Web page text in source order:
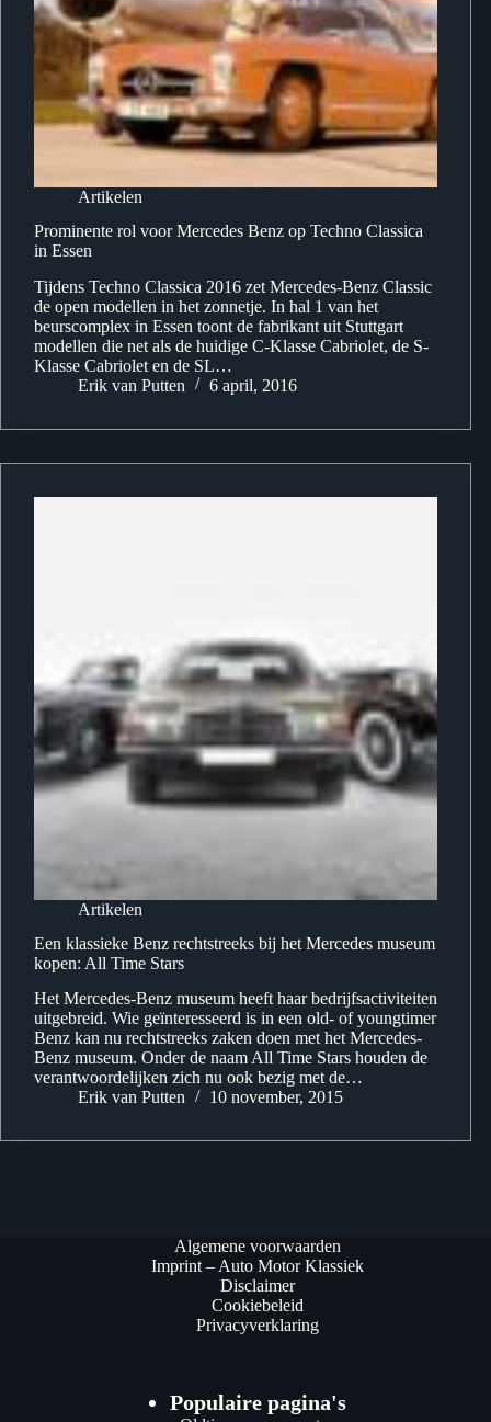
Artikelen
Prominente rol voor Mercedes Benz op Techno Classica
in Essen
Tijdens Techno Classica 2016 zet Mercedes-Benz Classic
de open modellen in het zonnetje. In hal 1 van het
beurscomplex in Essen toont de fabrikant uit Stuttgart
modellen die net als de huidige C-Klasse Cabriolet, de S-
Klasse Cabriolet en de SL…
Erik van Putten
6 april, 2016
Artikelen
Een klassieke Benz rechtstreeks bij het Mercedes museum
kopen: All Time Stars
Het Mercedes-Benz museum heeft haar bedrijfsactiviteiten
uitgebreid. Wie geïnteresseerd is in een old- of youngtimer
Benz kan nu rechtstreeks zaken doen met het Mercedes-
Benz museum. Onder de naam All Time Stars houden de
verantwoordelijken zich nu ook bezig met de…
Erik van Putten
10 november, 2015
Algemene voorwaarden
Imprint – Auto Motor Klassiek
Disclaimer
Cookiebeleid
Privacyverklaring
Populaire pagina's